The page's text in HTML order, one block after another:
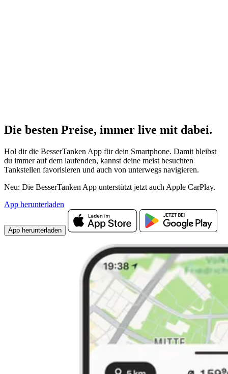
Die besten Preise, immer live mit dabei.
Hol dir die BesserTanken App für dein Smartphone. Damit bleibst
du immer auf dem laufenden, kannst deine meist besuchten
Tankstellen favorisieren und auch von unterwegs navigieren.
Neu: Die BesserTanken App unterstützt jetzt auch Apple CarPlay.
App herunterladen
App herunterladen